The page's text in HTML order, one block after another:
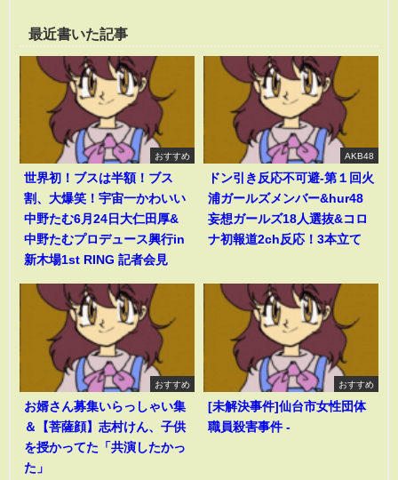
最近書いた記事
おすすめ
世界初！ブスは半額！ブス
割、大爆笑！宇宙一かわいい
中野たむ6月24日大仁田厚&
中野たむプロデュース興行in
新木場1st RING 記者会見
AKB48
ドン引き反応不可避-第１回火
浦ガールズメンバー&hur48
妄想ガールズ18人選抜&コロ
ナ初報道2ch反応！3本立て
おすすめ
お婿さん募集いらっしゃい集
＆【菩薩顔】志村けん、子供
を授かってた「共演したかっ
た」
おすすめ
[未解決事件]仙台市女性団体
職員殺害事件 -